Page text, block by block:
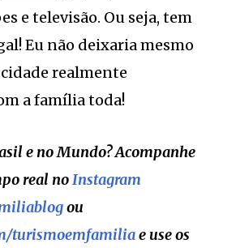
e televisão. Ou seja, tem
Eu não deixaria mesmo
realmente
a família toda!
e no Mundo? Acompanhe
real no Instagram
ou
turismoemfamiliae use os